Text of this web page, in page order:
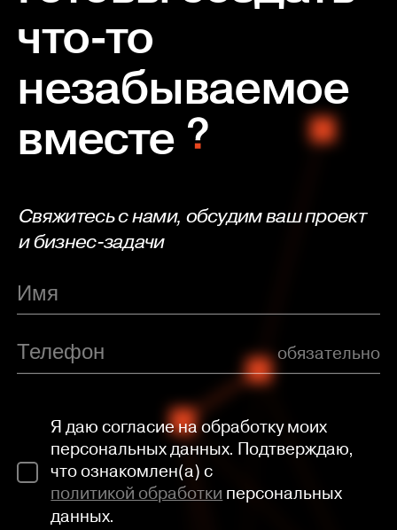
что-то
незабываемое
вместе
Свяжитесь с нами, обсудим ваш проект
и бизнес-задачи
обязательно
Я даю согласие на обработку моих
персональных данных. Подтверждаю,
что ознакомлен(а) с
политикой обработкиперсональных
данных.